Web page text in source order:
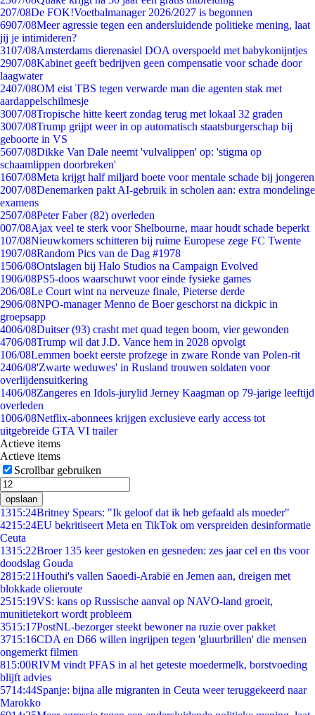
207/08De FOK!Voetbalmanager 2026/2027 is begonnen
6907/08Meer agressie tegen een andersluidende politieke mening, laat
jij je intimideren?
3107/08Amsterdams dierenasiel DOA overspoeld met babykonijntjes
2907/08Kabinet geeft bedrijven geen compensatie voor schade door
laagwater
2407/08OM eist TBS tegen verwarde man die agenten stak met
aardappelschilmesje
3007/08Tropische hitte keert zondag terug met lokaal 32 graden
3007/08Trump grijpt weer in op automatisch staatsburgerschap bij
geboorte in VS
5607/08Dikke Van Dale neemt 'vulvalippen' op: 'stigma op
schaamlippen doorbreken'
1607/08Meta krijgt half miljard boete voor mentale schade bij jongeren
2007/08Denemarken pakt AI-gebruik in scholen aan: extra mondelinge
examens
2507/08Peter Faber (82) overleden
007/08Ajax veel te sterk voor Shelbourne, maar houdt schade beperkt
107/08Nieuwkomers schitteren bij ruime Europese zege FC Twente
1907/08Random Pics van de Dag #1978
1506/08Ontslagen bij Halo Studios na Campaign Evolved
1906/08PS5-doos waarschuwt voor einde fysieke games
206/08Le Court wint na nerveuze finale, Pieterse derde
2906/08NPO-manager Menno de Boer geschorst na dickpic in
groepsapp
4006/08Duitser (93) crasht met quad tegen boom, vier gewonden
4706/08Trump wil dat J.D. Vance hem in 2028 opvolgt
106/08Lemmen boekt eerste profzege in zware Ronde van Polen-rit
2406/08'Zwarte weduwes' in Rusland trouwen soldaten voor
overlijdensuitkering
1406/08Zangeres en Idols-jurylid Jerney Kaagman op 79-jarige leeftijd
overleden
1006/08Netflix-abonnees krijgen exclusieve early access tot
uitgebreide GTA VI trailer
Actieve items
Actieve items
Scrollbar gebruiken
opslaan
1315:24Britney Spears: "Ik geloof dat ik heb gefaald als moeder"
4215:24EU bekritiseert Meta en TikTok om verspreiden desinformatie
Ceuta
1315:22Broer 135 keer gestoken en gesneden: zes jaar cel en tbs voor
doodslag Gouda
2815:21Houthi's vallen Saoedi-Arabië en Jemen aan, dreigen met
blokkade olieroute
2515:19VS: kans op Russische aanval op NAVO-land groeit,
munitietekort wordt probleem
3515:17PostNL-bezorger steekt bewoner na ruzie over pakket
3715:16CDA en D66 willen ingrijpen tegen 'gluurbrillen' die mensen
ongemerkt filmen
815:00RIVM vindt PFAS in al het geteste moedermelk, borstvoeding
blijft advies
5714:44Spanje: bijna alle migranten in Ceuta weer teruggekeerd naar
Marokko